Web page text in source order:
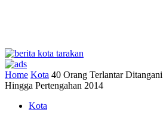
Home Kota 40 Orang Terlantar
Hingga Pertengahan 2014
Kota